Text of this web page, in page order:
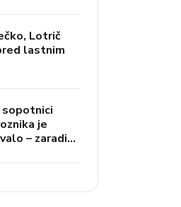
Lotrič
lastnim
je
– zaradi